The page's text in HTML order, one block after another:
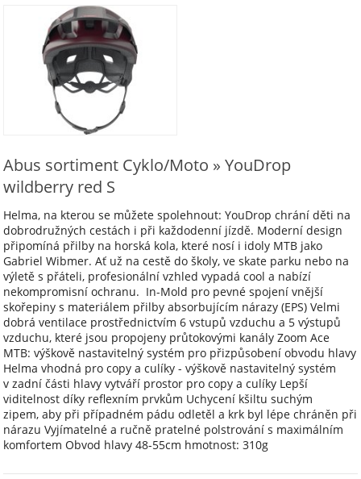
Abus sortiment Cyklo/Moto » YouDrop
wildberry red S
Helma, na kterou se můžete spolehnout: YouDrop chrání děti na
dobrodružných cestách i při každodenní jízdě. Moderní design
připomíná přilby na horská kola, které nosí i idoly MTB jako
Gabriel Wibmer. Ať už na cestě do školy, ve skate parku nebo na
výletě s přáteli, profesionální vzhled vypadá cool a nabízí
nekompromisní ochranu. In-Mold pro pevné spojení vnější
skořepiny s materiálem přilby absorbujícím nárazy (EPS) Velmi
dobrá ventilace prostřednictvím 6 vstupů vzduchu a 5 výstupů
vzduchu, které jsou propojeny průtokovými kanály Zoom Ace
MTB: výškově nastavitelný systém pro přizpůsobení obvodu hlavy
Helma vhodná pro copy a culíky - výškově nastavitelný systém
v zadní části hlavy vytváří prostor pro copy a culíky Lepší
viditelnost díky reflexním prvkům Uchycení kšiltu suchým
zipem, aby při případném pádu odletěl a krk byl lépe chráněn při
nárazu Vyjímatelné a ručně pratelné polstrování s maximálním
komfortem Obvod hlavy 48-55cm hmotnost: 310g